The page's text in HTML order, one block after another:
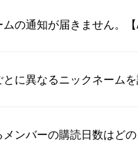
ムの通知が届きません。
とに異なるニックネーム
ンバーの購読日数はど